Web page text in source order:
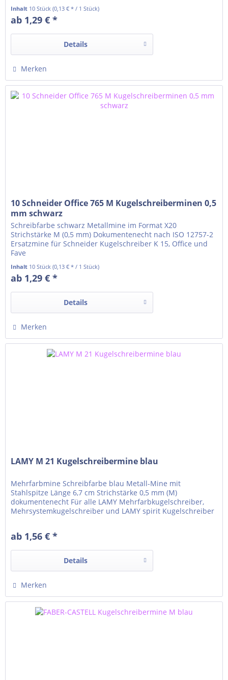
Inhalt 10 Stück(0,13 € * / 1 Stück)
ab 1,29 € *
Details
Merken
10 Schneider Office 765 M Kugelschreiberminen 0,5
mm schwarz
Schreibfarbe schwarz Metallmine im Format X20
Strichstärke M (0,5 mm) Dokumentenecht nach ISO 12757-2
Ersatzmine für Schneider Kugelschreiber K 15, Office und
Fave
Inhalt 10 Stück(0,13 € * / 1 Stück)
ab 1,29 € *
Details
Merken
LAMY M 21 Kugelschreibermine blau
Mehrfarbmine Schreibfarbe blau Metall-Mine mit
Stahlspitze Länge 6,7 cm Strichstärke 0,5 mm (M)
dokumentenecht Für alle LAMY Mehrfarbkugelschreiber,
Mehrsystemkugelschreiber und LAMY spirit Kugelschreiber
ab 1,56 € *
Details
Merken